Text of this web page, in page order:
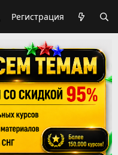
Регистрация